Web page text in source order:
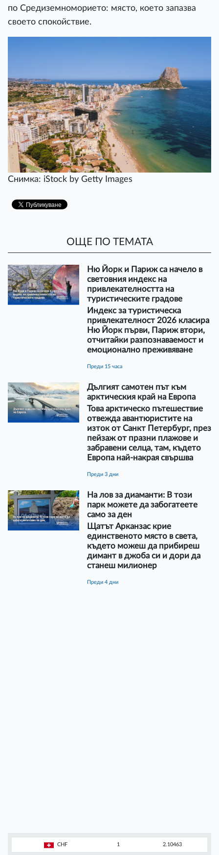
по Средиземноморието: място, което запазва
своето спокойствие.
Снимка: iStock by Getty Images
ОЩЕ ПО ТЕМАТА
Ню Йорк и Париж са начело в
световния индекс на
привлекателността на
туристическите градове
Индекс за туристическа
привлекателност 2026 класира
Ню Йорк първи, Париж втори,
отчитайки разпознаваемост и
емоционално преживяване
преди 15 часа
Дългият самотен път към
арктическия край на Европа
Това арктическо пътешествие
отвежда авантюристите на
изток от Санкт Петербург, през
пейзаж от празни плажове и
забравени селца, там, където
Европа най-накрая свършва
преди 3 дни
На лов за диаманти: В този
парк можете да забогатеете
само за ден
Щатът Арканзас крие
единственото място в света,
където можеш да прибиреш
димант в джоба си и дори да
станеш милионер
преди 4 дни
CHF 1 2.10463